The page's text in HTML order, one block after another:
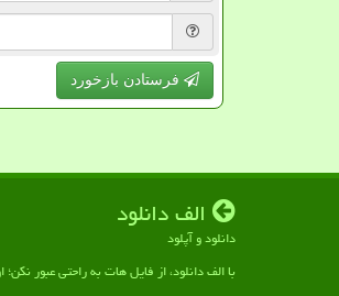
فرستادن بازخورد
الف دانلود
دانلود و آپلود
با الف دانلود، از فایل هات به راحتی عبور